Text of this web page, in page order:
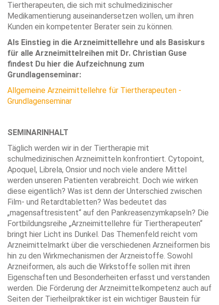
Tiertherapeuten, die sich mit schulmedizinischer
Medikamentierung auseinandersetzen wollen, um ihren
Kunden ein kompetenter Berater sein zu können.
Als Einstieg in die Arzneimittellehre und als Basiskurs
für alle Arzneimittelreihen mit Dr. Christian Guse
findest Du hier die Aufzeichnung zum
Grundlagenseminar:
Allgemeine Arzneimittellehre für Tiertherapeuten -
Grundlagenseminar
SEMINARINHALT
Täglich werden wir in der Tiertherapie mit
schulmedizinischen Arzneimitteln konfrontiert. Cytopoint,
Apoquel, Librela, Onsior und noch viele andere Mittel
werden unseren Patienten verabreicht. Doch wie wirken
diese eigentlich? Was ist denn der Unterschied zwischen
Film- und Retardtabletten? Was bedeutet das
„magensaftresistent“ auf den Pankreasenzymkapseln? Die
Fortbildungsreihe „Arzneimittellehre für Tiertherapeuten“
bringt hier Licht ins Dunkel. Das Themenfeld reicht vom
Arzneimittelmarkt über die verschiedenen Arzneiformen bis
hin zu den Wirkmechanismen der Arzneistoffe. Sowohl
Arzneiformen, als auch die Wirkstoffe sollen mit ihren
Eigenschaften und Besonderheiten erfasst und verstanden
werden. Die Förderung der Arzneimittelkompetenz auch auf
Seiten der Tierheilpraktiker ist ein wichtiger Baustein für